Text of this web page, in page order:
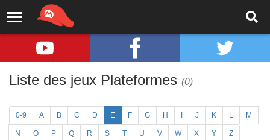
Liste des jeux Plateformes (0)
0-9 A B C D E F G H J K L M
N O P Q R S T U V W X Y Z